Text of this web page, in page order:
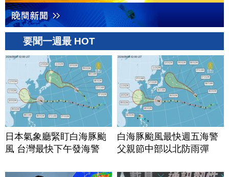
要聞一週最 HOT
日本氣象廳緊盯白海豚颱
風 台灣最快下午發海警
白海豚颱風最快週五海警
父親節中部以北防雨彈